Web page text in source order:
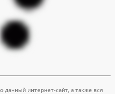
интернет-сайт, а также вся